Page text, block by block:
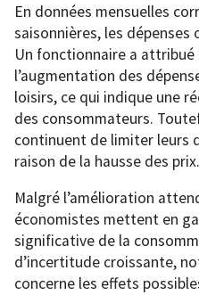
En données mensuelles
saisonnières, les dépenses
Un fonctionnaire a attribué
l’augmentation des
loisirs, ce qui indique une
des consommateurs.
continuent de limiter leurs
raison de la hausse des prix.
Malgré l’amélioration
économistes mettent en
significative de la
d’incertitude croissante,
concerne les effets